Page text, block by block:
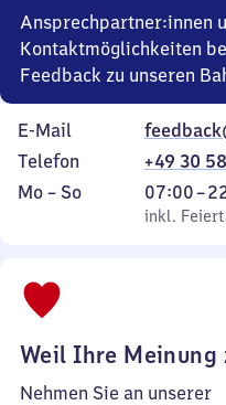
Ansprechpartner:innen
Kontaktmöglichkeiten
Feedback zu unseren
E-Mail
Telefon
+49 30
Montag
Mo – So,
inkl. Feiertage
07:00–
Von
7
inkl.
Weil Ihre Meinung
Nehmen Sie an unserer